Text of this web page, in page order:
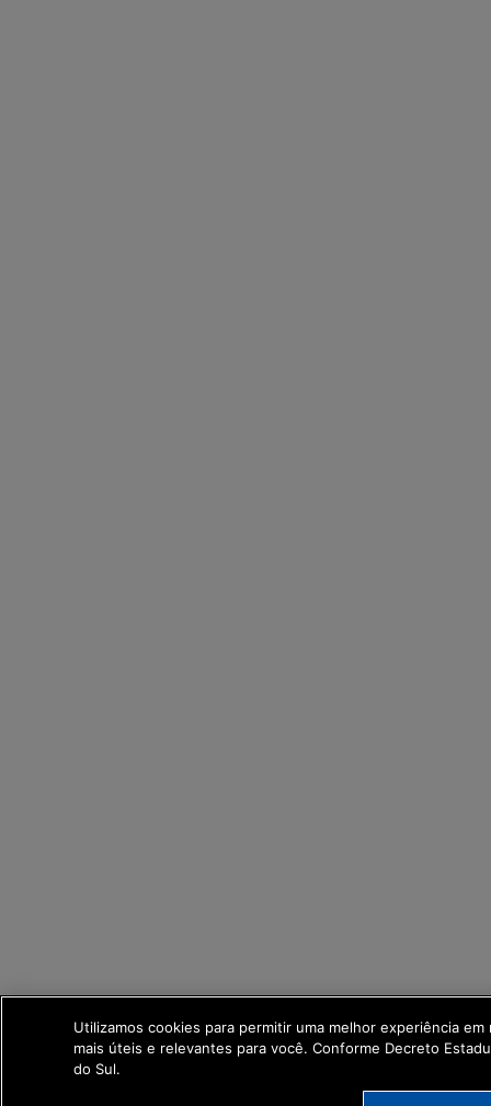
Utilizamos cookies para permitir uma melhor experiência
mais úteis e relevantes para você. Conforme Decreto
do Sul.